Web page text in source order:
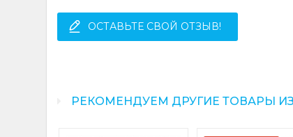
ОСТАВЬТЕ СВОЙ ОТЗЫВ!
РЕКОМЕНДУЕМ ДРУГИЕ ТОВАРЫ